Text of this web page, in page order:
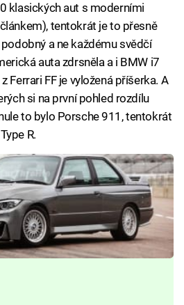
klasických aut s moderními
tentokrát je to přesně
a ne každému svědčí
auta zdrsněla a i BMW i7
Ferrari FF je vyložená příšerka. A
si na první pohled rozdílu
to bylo Porsche 911, tentokrát
R.